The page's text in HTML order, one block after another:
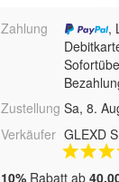
Zahlung
,
Zustellung Sa, 8.
Verkäufer GLEXD
10% Rabatt ab